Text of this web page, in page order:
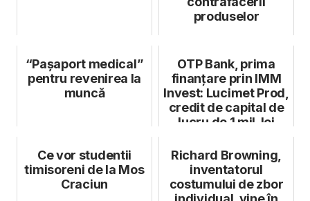
produselor
“Pașaport medical”
pentru revenirea la
muncă
OTP Bank, prima
finanțare prin IMM
Invest: Lucimet Prod,
credit de capital de
lucru de 1 mil. lei
Ce vor studentii
timisoreni de la Mos
Craciun
Richard Browning,
inventatorul
costumului de zbor